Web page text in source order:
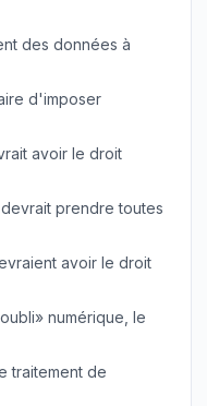
des données à
d'imposer
avoir le droit
prendre toutes
avoir le droit
numérique, le
traitement de